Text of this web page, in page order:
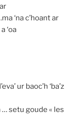
‘na c’hoant ar
‘oa
ur baoc’h ‘ba’z
… setu goude « les